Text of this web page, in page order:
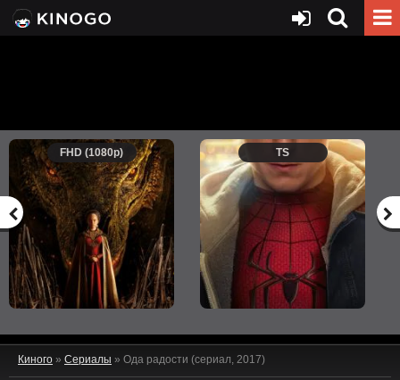
FHD (1080p) TS
Киного » Сериалы » Ода радости (сериал, 2017)